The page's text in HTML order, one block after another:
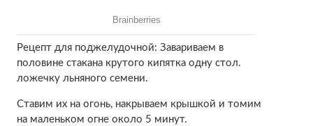
Рецепт для поджелудочной: Завариваем в
половине стакана крутого кипятка одну стол.
ложечку льняного семени.
Ставим их на огонь, накрываем крышкой и томим
на маленьком огне около 5 минут.